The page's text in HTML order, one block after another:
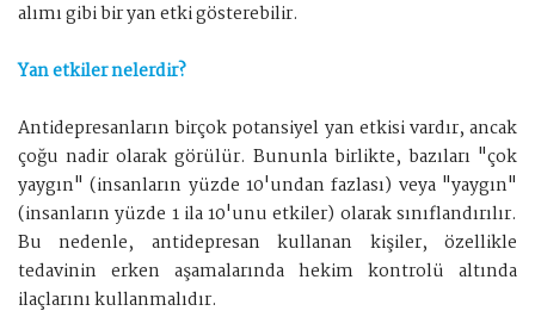
alımı gibi bir yan etki gösterebilir.
Yan etkiler nelerdir?
Antidepresanların birçok potansiyel yan etkisi vardır, ancak
çoğu nadir olarak görülür. Bununla birlikte, bazıları "çok
yaygın" (insanların yüzde 10'undan fazlası) veya "yaygın"
(insanların yüzde 1 ila 10'unu etkiler) olarak sınıflandırılır.
Bu nedenle, antidepresan kullanan kişiler, özellikle
tedavinin erken aşamalarında hekim kontrolü altında
ilaçlarını kullanmalıdır.